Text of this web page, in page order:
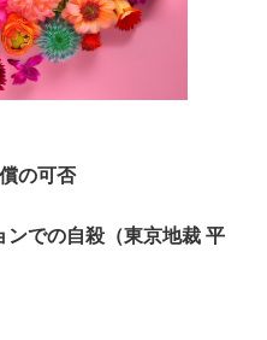
の可否
での自殺（東京地裁 平